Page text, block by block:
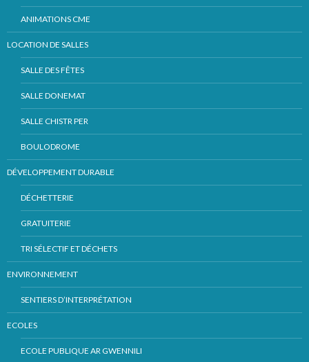
ANIMATIONS CME
LOCATION DE SALLES
SALLE DES FÊTES
SALLE DONEMAT
SALLE CHISTR PER
BOULODROME
DÉVELOPPEMENT DURABLE
DÉCHETTERIE
GRATUITERIE
TRI SÉLECTIF ET DÉCHETS
ENVIRONNEMENT
SENTIERS D’INTERPRÉTATION
ECOLES
ECOLE PUBLIQUE AR GWENNILI